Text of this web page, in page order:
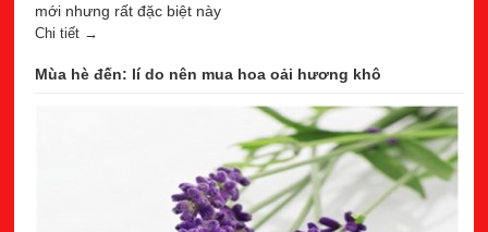
mới nhưng rất đặc biệt này
Chi tiết →
Mùa hè đến: lí do nên mua hoa oải hương khô